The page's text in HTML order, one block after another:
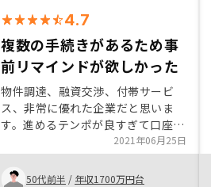
4.7
複数の手続きがあるため事
前リマインドが欲しかった
物件調達、融資交渉、付帯サービ
ス、非常に優れた企業だと思いま
す。進めるテンポが良すぎて口座開
設の印鑑がどの印鑑かやパスワード
を忘れそうになります。 そのリマ
インド機能をサービスに加えるとよ
2021年06月25日
50代前半 / 年収1700万円台